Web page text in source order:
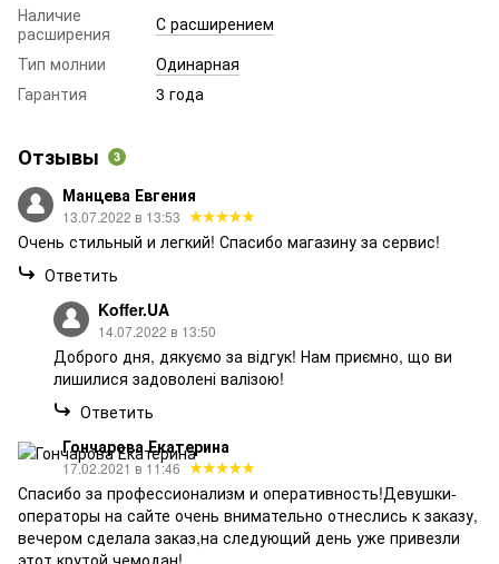
Наличие
расширения
С расширением
Тип молнии
Одинарная
Гарантия
3 года
Отзывы 3
Манцева Евгения
13.07.2022 в 13:53
Очень стильный и легкий! Спасибо магазину за сервис!
Ответить
Koffer.UA
14.07.2022 в 13:50
Доброго дня, дякуємо за відгук! Нам приємно, що ви
лишилися задоволені валізою!
Ответить
Гончарова Екатерина
17.02.2021 в 11:46
Спасибо за профессионализм и оперативность!Девушки-
операторы на сайте очень внимательно отнеслись к заказу,
вечером сделала заказ,на следующий день уже привезли